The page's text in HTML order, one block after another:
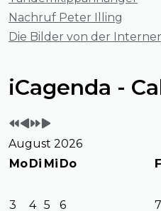
Nachruf Peter Illing
Die Bilder von der
iCagenda -
Jahr
Monat
JahrMonat
August 2026
MoDi Mi Do
3
4 5 6 7